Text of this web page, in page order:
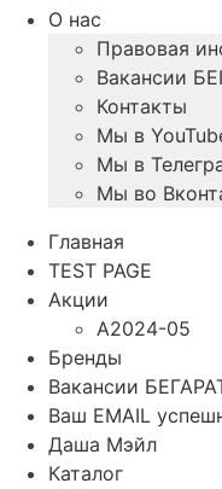
О нас
Правовая
Вакансии
Контакты
Мы в
Мы в
Мы во
Главная
TEST PAGE
Акции
A2024-05
Бренды
Вакансии
Ваш EMAIL
Даша Мэйл
Каталог